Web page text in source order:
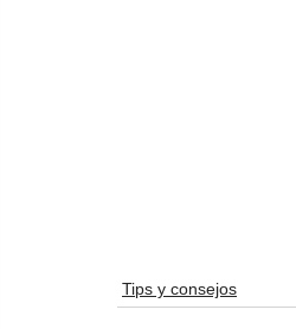
Tips y consejos